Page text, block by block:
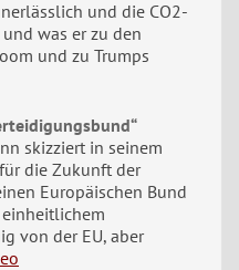
und die CO2-
was er zu den
und zu Trumps
skizziert in seinem
die Zukunft der
Europäischen Bund
von der EU, aber